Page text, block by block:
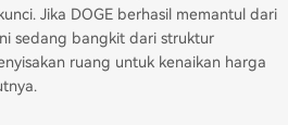
Jika DOGE berhasil memantul dari
sedang bangkit dari struktur
ruang untuk kenaikan harga